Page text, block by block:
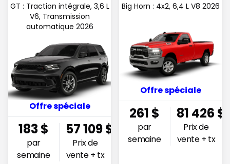
GT : Traction intégrale, 3,6 L
V6, Transmission
automatique 2026
Offre spéciale
183$
par
semaine
57 109$
Prix de
vente + tx
Big Horn : 4x2, 6,4 L V8 2026
Offre spéciale
261 $
par
semaine
81 426 $
Prix de
vente + tx